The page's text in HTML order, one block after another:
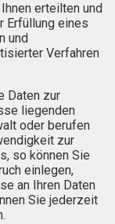
erteilten und
Erfüllung eines
und
Verfahren
Daten zur
liegenden
oder berufen
zur
so können Sie
einlegen,
an Ihren Daten
Sie jederzeit